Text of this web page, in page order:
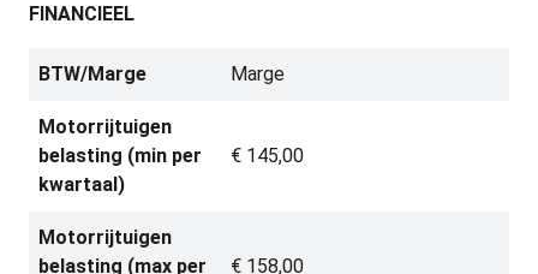
FINANCIEEL
BTW/Marge Marge
Motorrijtuigen
belasting (min per
kwartaal)
€ 145,00
Motorrijtuigen
belasting (max per
€ 158,00